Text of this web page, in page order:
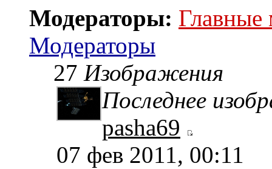
Модераторы: Главные
Модераторы
27 Изображения
Последнее
pasha69
07 фев 2011, 00:11